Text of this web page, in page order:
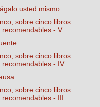
usted mismo
sobre cinco libros
recomendables - V
sobre cinco libros
recomendables - IV
sobre cinco libros
recomendables - III